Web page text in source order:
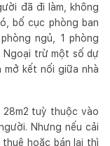
đã đi làm, không
bố cục phòng ban
ngủ, 1 phòng
Ngoại trừ một số dự
kết nối giữa nhà
tuỳ thuộc vào
Nhưng nếu cải
hoặc bán lại thì